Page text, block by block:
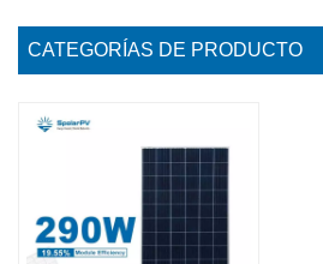
CATEGORÍAS DE PRODUCTO